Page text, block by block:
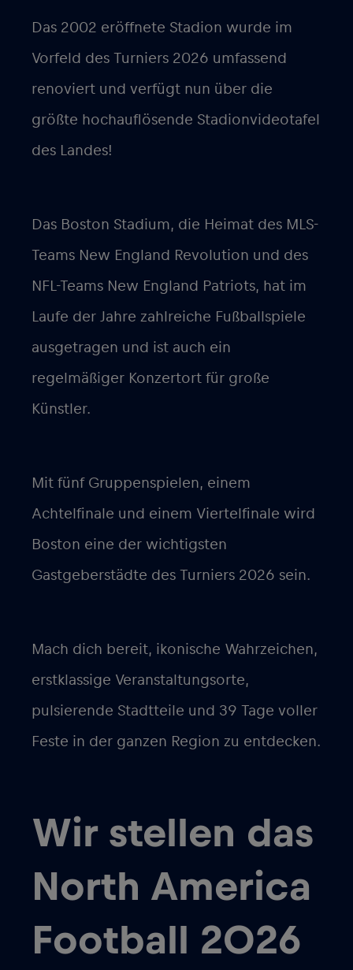
Das 2002 eröffnete Stadion wurde im
Vorfeld des Turniers 2026 umfassend
renoviert und verfügt nun über die
größte hochauflösende Stadionvideotafel
des Landes!
Das Boston Stadium, die Heimat des MLS-
Teams New England Revolution und des
NFL-Teams New England Patriots, hat im
Laufe der Jahre zahlreiche Fußballspiele
ausgetragen und ist auch ein
regelmäßiger Konzertort für große
Künstler.
Mit fünf Gruppenspielen, einem
Achtelfinale und einem Viertelfinale wird
Boston eine der wichtigsten
Gastgeberstädte des Turniers 2026 sein.
Mach dich bereit, ikonische Wahrzeichen,
erstklassige Veranstaltungsorte,
pulsierende Stadtteile und 39 Tage voller
Feste in der ganzen Region zu entdecken.
Wir stellen das
North America
Football 2026